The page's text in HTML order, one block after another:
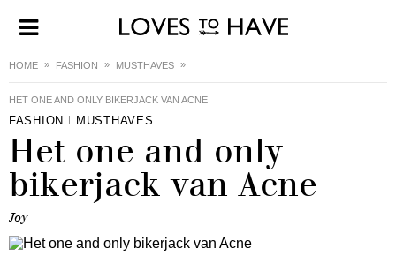
HOME FASHION MUSTHAVES
HET ONE AND ONLY BIKERJACK VAN ACNE
FASHION MUSTHAVES
Het one and only
bikerjack van Acne
Joy